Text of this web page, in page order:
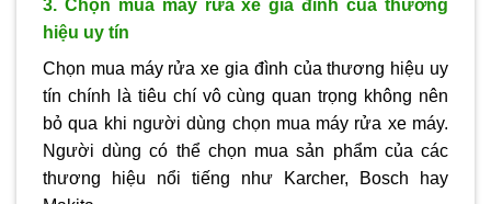
3. Chọn mua máy rửa xe gia đình của thương
hiệu uy tín
Chọn mua máy rửa xe gia đình của thương hiệu uy
tín chính là tiêu chí vô cùng quan trọng không nên
bỏ qua khi người dùng chọn mua máy rửa xe máy.
Người dùng có thể chọn mua sản phẩm của các
thương hiệu nổi tiếng như Karcher, Bosch hay